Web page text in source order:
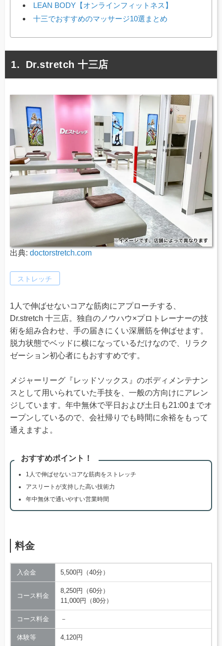
LEAN BODY【オンラインフィットネス】
十三でおすすめのマッサージ10選まとめ
Dr.stretch 十三店
出典: doctorstretch.com
ストレッチ
1人で伸ばせないコアな筋肉にアプローチする、
Dr.stretch 十三店。独自のノウハウ×プロトレーナーの技
術を組み合わせ、手の届きにくい深層筋を伸ばせます。
脱力状態でベッドに横になっているだけなので、リラク
ゼーション初心者にもおすすめです。
メジャーリーグ『レッドソックス』のボディメンテナン
スとして用いられていた手技を、一般の方向けにアレン
ジしています。年中無休で平日および土日も21:00までオ
ープンしているので、会社帰りでも時間に余裕をもって
通えますよ。
おすすめポイント！
1人で伸ばせないコアな筋肉をストレッチ
アスリートが支持した高い技術力
年中無休で通いやすい営業時間
料金
入会金 5,500円（40分）
コース料金
8,250円（60分）
11,000円（80分）
コース料金 －
体験等 4,120円